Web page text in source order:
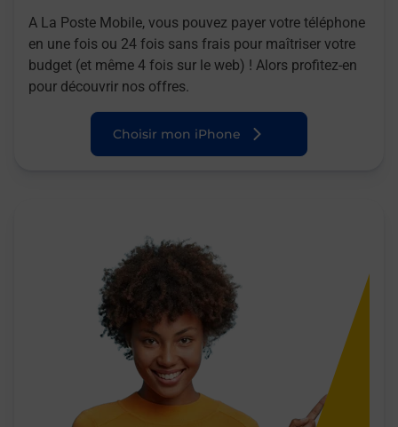
A La Poste Mobile, vous pouvez payer votre téléphone
en une fois ou 24 fois sans frais pour maîtriser votre
budget (et même 4 fois sur le web) ! Alors profitez-en
pour découvrir nos offres.
Choisir mon iPhone